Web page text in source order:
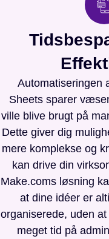
Automatiseringen
Sheets sparer
ville blive brugt på
Dette giver dig
mere komplekse og
kan drive din
Make.coms løsning
at dine idéer er
organiserede, uden
meget tid på